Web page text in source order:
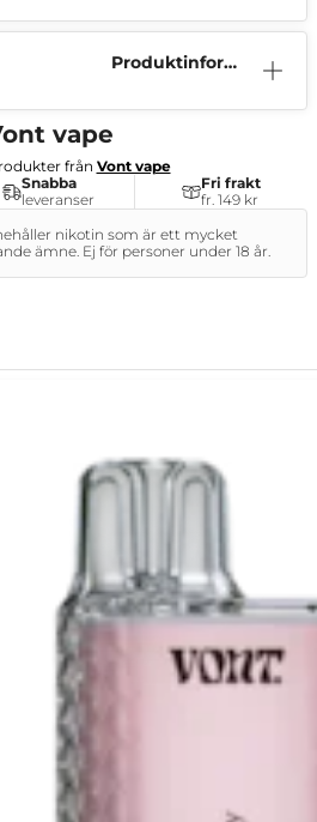
Produktinform
vape
från Vont vape
Snabba
leveranser
Fri frakt
fr. 149 kr
nikotin som är ett mycket
ämne. Ej för personer under 18 år.